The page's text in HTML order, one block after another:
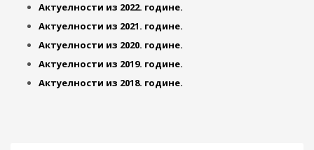
Aктуелности из 2022. године.
Aктуелности из 2021. године.
Aктуелности из 2020. године.
Aктуелности из 2019. године.
Aктуелности из 2018. године.